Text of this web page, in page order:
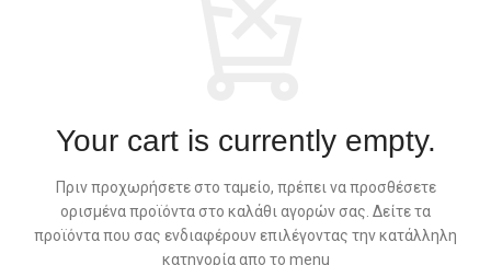
Your cart is currently empty.
Πριν προχωρήσετε στο ταμείο, πρέπει να προσθέσετε
ορισμένα προϊόντα στο καλάθι αγορών σας. Δείτε τα
προϊόντα που σας ενδιαφέρουν επιλέγοντας την κατάλληλη
κατηγορία απο το menu